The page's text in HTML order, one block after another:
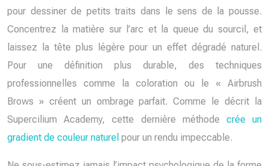
pour dessiner de petits traits dans le sens de la pousse.
Concentrez la matière sur l’arc et la queue du sourcil, et
laissez la tête plus légère pour un effet dégradé naturel.
Pour une définition plus durable, des techniques
professionnelles comme la coloration ou le « Airbrush
Brows » créent un ombrage parfait. Comme le décrit la
Supercilium Academy, cette dernière méthode crée un
gradient de couleur naturel pour un rendu impeccable.